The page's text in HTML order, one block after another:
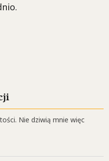
Nie dziwią mnie więc